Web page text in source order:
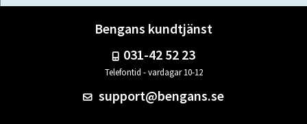
Bengans kundtjänst
031-42 52 23
Telefontid - vardagar 10-12
support@bengans.se